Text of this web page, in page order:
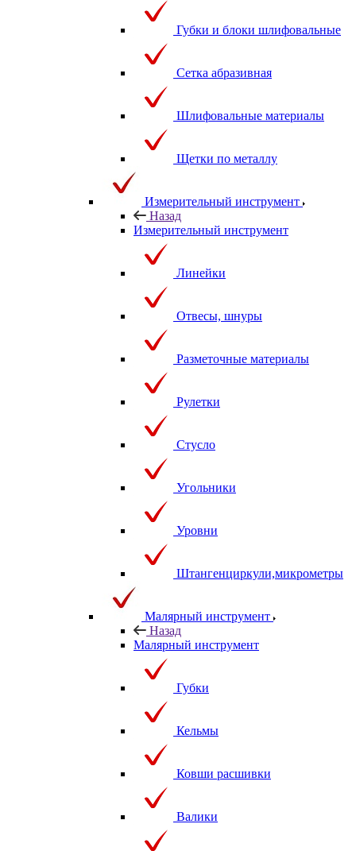
Губки и блоки шлифовальные
Сетка абразивная
Шлифовальные материалы
Щетки по металлу
Измерительный инструмент
Назад
Измерительный инструмент
Линейки
Отвесы, шнуры
Разметочные материалы
Рулетки
Стусло
Угольники
Уровни
Штангенциркули,микрометры
Малярный инструмент
Назад
Малярный инструмент
Губки
Кельмы
Ковши расшивки
Валики